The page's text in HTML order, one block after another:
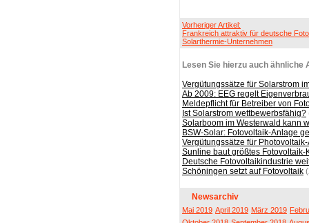
Vorheriger Artikel:
Frankreich attraktiv für deutsche
Solarthermie-Unternehmen
Lesen Sie hierzu auch ähnliche
Vergütungssätze für Solarstrom
Ab 2009: EEG regelt
Meldepflicht für Betreiber von
Ist Solarstrom wettbewerbsfähig?
Solarboom im Westerwald kann
BSW-Solar: Fotovoltaik-Anlage
Vergütungssätze für
Sunline baut größtes
Deutsche Fotovoltaikindustrie
Schöningen setzt auf Fotovoltaik
Newsarchiv
Mai 2019 April 2019 März 2019